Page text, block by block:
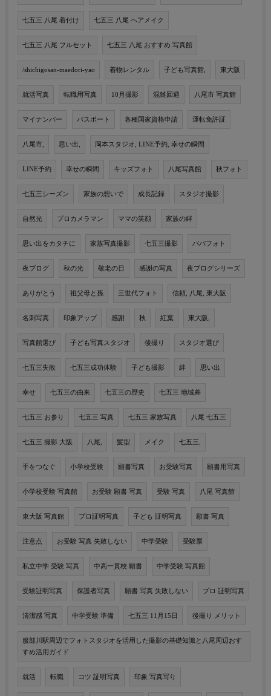
七五三 八尾 着付け 七五三 八尾 ヘアメイク
七五三 八尾 フルセット 七五三 八尾 おすすめ 写真館
/shichigosan-maedori-yao 着物レンタル 子ども写真館, 東大阪
就活写真 転職用写真 10月撮影 混雑回避 八尾市 写真館
マイナンバー パスポート 各種国家資格申請 運転免許証
八尾市, 思い出, 岡本スタジオ, LINE予約, 幸せの瞬間
LINE予約 幸せの瞬間 キッズフォト 八尾写真館 秋フォト
七五三シーズン 家族の想いで 成長記録 スタジオ撮影
自然光 プロカメラマン ママの笑顔 家族の絆
思い出をカタチに 家族写真撮影 七五三撮影 パパフォト
夜ブログ 秋の光 敬老の日 感謝の写真 夜ブログシリーズ
ありがとう 祖父母と孫 三世代フォト 信頼, 八尾, 東大阪
名刺写真 印象アップ 感謝 秋 紅葉 東大阪,
写真館選び 子ども写真スタジオ 後撮り スタジオ選び
七五三失敗 七五三成功体験 子ども撮影 絆 思い出
幸せ 七五三の由来 七五三の歴史 七五三 地域差
七五三 お参り 七五三 写真 七五三 家族写真 八尾 七五三
七五三 撮影 大阪 八尾, 髪型 メイク 七五三,
手をつなぐ 小学校受験 願書写真 お受験写真 願書用写真
小学校受験 写真館 お受験 願書 写真 受験 写真 八尾 写真館
東大阪 写真館 プロ証明写真 子ども 証明写真 願書 写真
注意点 お受験 写真 失敗しない 中学受験 受験票
私立中学 受験 写真 中高一貫校 願書 中学受験 写真館
受験証明写真 保護者写真 願書 写真 失敗しない プロ 証明写真
清潔感 写真 中学受験 準備 七五三 11月15日 後撮り メリット
服部川駅周辺でフォトスタジオを活用した撮影の基礎知識と八尾周辺おす
すめ活用ガイド
就活 転職 コツ 証明写真 印象 写真写り